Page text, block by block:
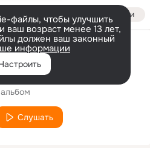
Войти
файлы, чтобы улучшить
ваш возраст менее 13 лет,
должен ваш законный
информации
альбом
Слушать